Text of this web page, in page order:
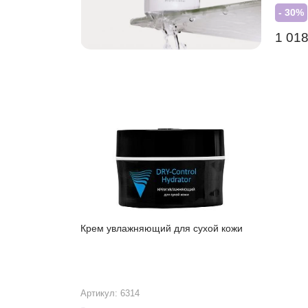
- 30%
1
Крем увлажняющий для сухой кожи
Артикул: 6314